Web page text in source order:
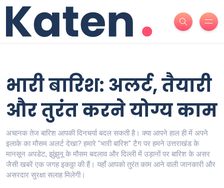
भारी बारिश: अलर्ट, तैयारी
और तुरंत करने योग्य काम
अचानक तेज बारिश आपकी दिनचर्या बदल सकती है। क्या आपने हाल ही में अपने
इलाके का मौसम अलर्ट देखा? हमारे "भारी बारिश" टैग पर हमने उत्तराखंड के
मानसून अपडेट, झुंझुनू के मौसम बदलाव और दिल्ली में उड़ानों पर बारिश के असर
जैसी खबरें एक जगह इकठ्ठा की हैं। यहाँ आपको तुरंत काम आने वाली जानकारी और
असरदार सुरक्षा सलाह मिलेगी।